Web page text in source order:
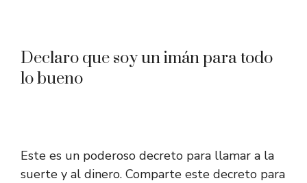
Declaro que soy un imán para todo
lo bueno
Este es un poderoso decreto para llamar a la
suerte y al dinero. Comparte este decreto para